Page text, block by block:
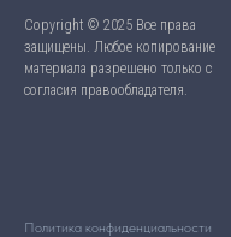
Copyright © 2025 Все права
защищены. Любое копирование
материала разрешено только с
согласия правообладателя.
Политика конфиденциальности